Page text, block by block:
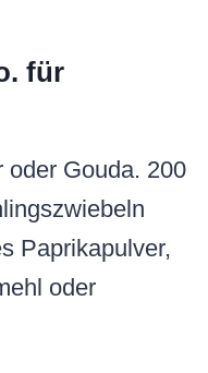
für
oder Gouda. 200
Paprikapulver,
oder